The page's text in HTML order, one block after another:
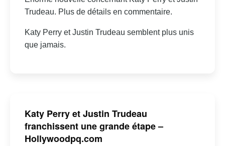
Trudeau. Plus de détails en commentaire.
Katy Perry et Justin Trudeau semblent plus unis
que jamais.
Katy Perry et Justin Trudeau
franchissent une grande étape –
Hollywoodpq.com